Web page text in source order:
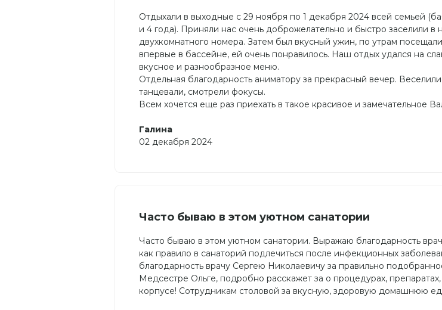
Отдыхали в выходные с 29 ноября по 1 декабря 2024 всей семьей
и 4 года). Приняли нас очень доброжелательно и быстро заселили в
двухкомнатного номера. Затем был вкусный ужин, по утрам
впервые в бассейне, ей очень понравилось. Наш отдых удался на
вкусное и разнообразное меню.
Отдельная благодарность аниматору за прекрасный вечер.
танцевали, смотрели фокусы.
Всем хочется еще раз приехать в такое красивое и замечательное
Галина
02 декабря 2024
Часто бываю в этом уютном санатории
Часто бываю в этом уютном санатории. Выражаю благодарность
как правило в санаторий подлечиться после инфекционных
благодарность врачу Сергею Николаевичу за правильно
Медсестре Ольге, подробно расскажет за о процедурах,
корпусе! Сотрудникам столовой за вкусную, здоровую домашнюю